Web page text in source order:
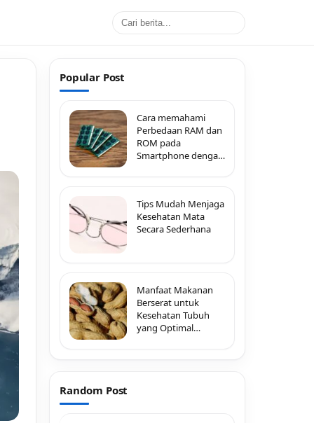
Popular Post
Cara memahami
Perbedaan RAM dan
ROM pada
Smartphone dengan
Tips Mudah Menjaga
Kesehatan Mata
Secara Sederhana
Manfaat Makanan
Berserat untuk
Kesehatan Tubuh
yang Optimal
Random Post